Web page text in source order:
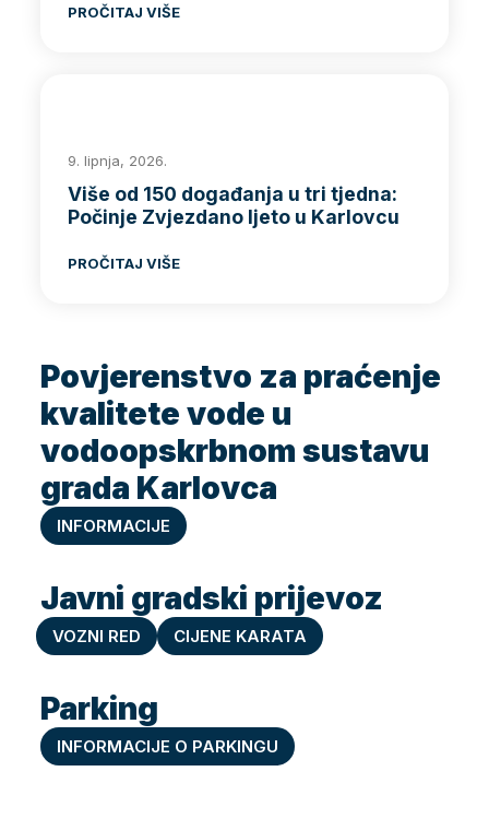
PROČITAJ VIŠE
9. lipnja, 2026.
Više od 150 događanja u tri tjedna:
Počinje Zvjezdano ljeto u Karlovcu
PROČITAJ VIŠE
Povjerenstvo za praćenje
kvalitete vode u
vodoopskrbnom sustavu
grada Karlovca
INFORMACIJE
Javni gradski prijevoz
VOZNI RED CIJENE KARATA
Parking
INFORMACIJE O PARKINGU